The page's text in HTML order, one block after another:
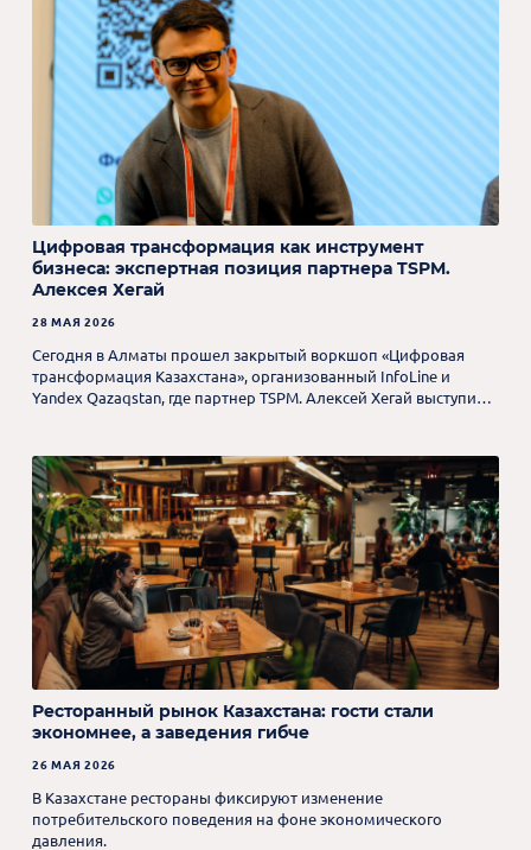
Цифровая трансформация как инструмент
бизнеса: экспертная позиция партнера TSPM.
Алексея Хегай
28 МАЯ 2026
Сегодня в Алматы прошел закрытый воркшоп «Цифровая
трансформация Казахстана», организованный InfoLine и
Yandex Qazaqstan, где партнер TSPM. Алексей Хегай выступил в
Ресторанный рынок Казахстана: гости стали
экономнее, а заведения гибче
26 МАЯ 2026
В Казахстане рестораны фиксируют изменение
потребительского поведения на фоне экономического
давления.